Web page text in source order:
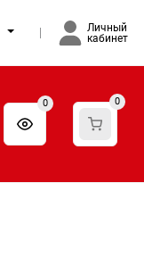
Личный
кабинет
0 0